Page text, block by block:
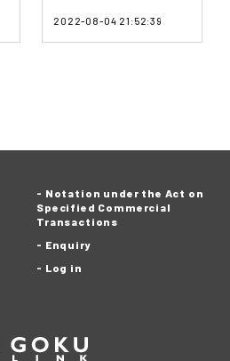
2022-08-04 21:52:39
Notation under the Act on
Specified Commercial
Transactions
Enquiry
Log in